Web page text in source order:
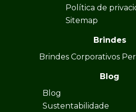
Política de
Sitemap
Brindes
Brindes Corporativos
Blog
Blog
Sustentabilidade